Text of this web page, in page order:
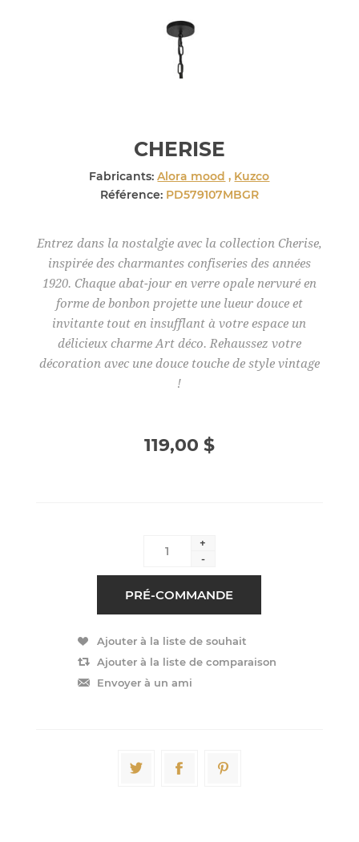
CHERISE
Fabricants: Alora mood , Kuzco
Référence: PD579107MBGR
Entrez dans la nostalgie avec la collection Cherise,
inspirée des charmantes confiseries des années
1920. Chaque abat-jour en verre opale nervuré en
forme de bonbon projette une lueur douce et
invitante tout en insufflant à votre espace un
délicieux charme Art déco. Rehaussez votre
décoration avec une douce touche de style vintage
!
119,00 $
+
-